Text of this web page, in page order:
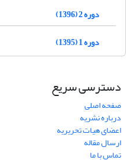
دوره 2 (1396)
دوره 1 (1395)
دسترسی سریع
صفحه اصلی
درباره نشریه
اعضای هیات تحریریه
ارسال مقاله
تماس با ما